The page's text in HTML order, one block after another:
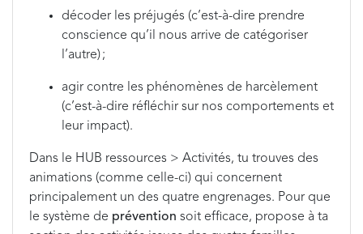
décoder les préjugés (c’est-à-dire prendre
conscience qu’il nous arrive de catégoriser
l’autre) ;
agir contre les phénomènes de harcèlement
(c’est-à-dire réfléchir sur nos comportements et
leur impact).
Dans le HUB ressources > Activités, tu trouves des
animations (comme celle-ci) qui concernent
principalement un des quatre engrenages. Pour que
le système de prévention soit efficace, propose à ta